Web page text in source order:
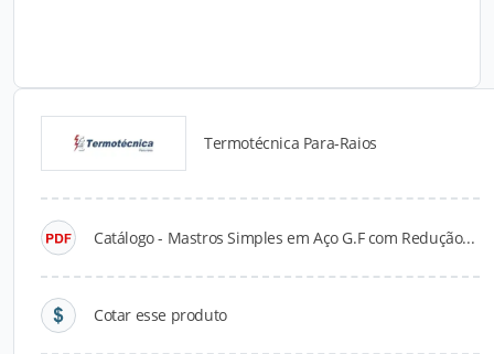
Termotécnica Para-Raios
Catálogo - Mastros Simples em Aço G.F com Redução...
Cotar esse produto
Detalhes do produto
Os Mastros Telescópicos em Aço G.F com